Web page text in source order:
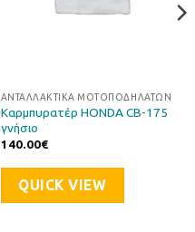
ΑΝΤΑΛΛΑΚΤΙΚΆ ΜΟΤΟΠΟΔΗΛΆΤΩΝ
Καρμπυρατέρ HONDA CB-175
γνήσιο
140.00€
QUICK VIEW